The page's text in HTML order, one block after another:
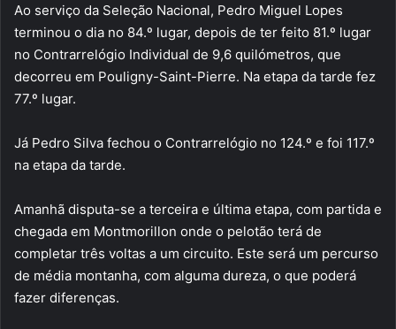
Ao serviço da Seleção Nacional, Pedro Miguel Lopes
terminou o dia no 84.º lugar, depois de ter feito 81.º lugar
no Contrarrelógio Individual de 9,6 quilómetros, que
decorreu em Pouligny-Saint-Pierre. Na etapa da tarde fez
77.º lugar.
Já Pedro Silva fechou o Contrarrelógio no 124.º e foi 117.º
na etapa da tarde.
Amanhã disputa-se a terceira e última etapa, com partida e
chegada em Montmorillon onde o pelotão terá de
completar três voltas a um circuito. Este será um percurso
de média montanha, com alguma dureza, o que poderá
fazer diferenças.